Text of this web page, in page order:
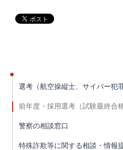
選考（航空操縦士、サイバー犯
前年度・採用選考（試験最終合格
警察の相談窓口
特殊詐欺等に関する相談・情報